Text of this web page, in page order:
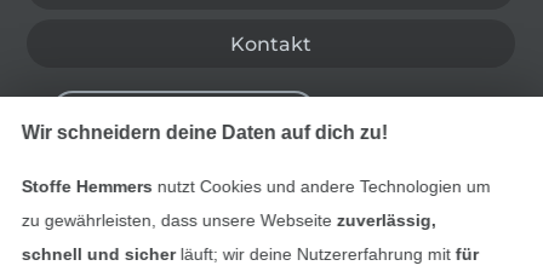
Kontakt
Finde mehr Inspiration
Wir schneidern deine Daten auf dich zu!
Stoffe Hemmers nutzt Cookies und andere Technologien um
zu gewährleisten, dass unsere Webseite zuverlässig,
schnell und sicherläuft; wir deine Nutzererfahrung mitfür